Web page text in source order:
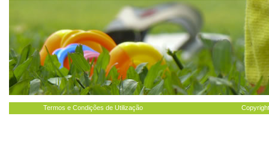
Termos e Condições de Utilização